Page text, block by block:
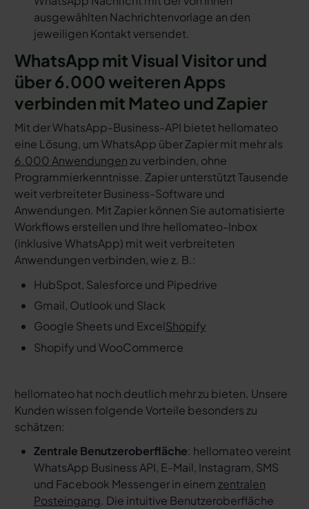
ausgewählten Nachrichtenvorlage an den
jeweiligen Kontakt versendet.
WhatsApp mit Visual Visitor und
über 6.000 weiteren Apps
verbinden mit Mateo und Zapier
Mit der WhatsApp-Business-API bietet hellomateo
eine Lösung, um WhatsApp über Zapier mit mehr als
6.000 Anwendungenzu verbinden, ohne
Programmierkenntnisse. Zapier unterstützt Tausende
weit verbreiteter Business-Software und
Anwendungen. Mit Zapier können Sie automatisierte
Workflows erstellen und Ihre hellomateo-Inbox
(inklusive WhatsApp) mit weit verbreiteten
Anwendungen verbinden, wie z. B.:
HubSpot, Salesforce und Pipedrive
Gmail, Outlook und Slack
Google Sheets und ExcelShopify
Shopify und WooCommerce
hellomateo hat noch deutlich mehr zu bieten. Unsere
Kunden wissen folgende Vorteile besonders zu
schätzen:
Zentrale Benutzeroberfläche: hellomateo vereint
WhatsApp Business API, E-Mail, Instagram, SMS
und Facebook Messenger in einem zentralen
Posteingang. Die intuitive Benutzeroberfläche